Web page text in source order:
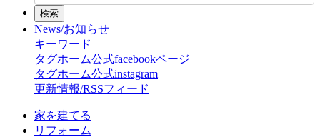
News/お知らせ
キーワード
タグホーム公式facebookページ
タグホーム公式instagram
更新情報/RSSフィード
家を建てる
リフォーム